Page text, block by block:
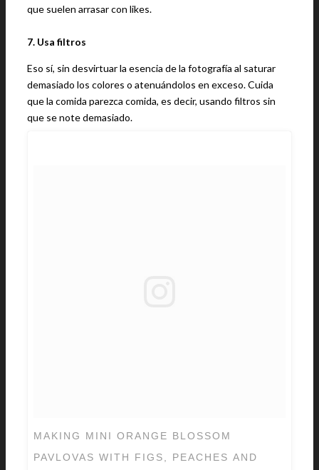
que suelen arrasar con likes.
7. Usa filtros
Eso sí, sin desvirtuar la esencia de la fotografía al saturar
demasiado los colores o atenuándolos en exceso. Cuida
que la comida parezca comida, es decir, usando filtros sin
que se note demasiado.
MAKING MINI ORANGE BLOSSOM
PAVLOVAS WITH FIGS, PEACHES AND